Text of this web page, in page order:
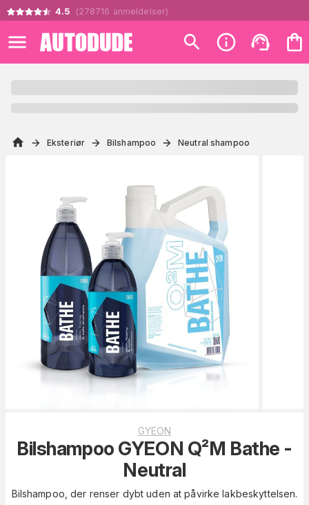
4.5 (278716 anmeldelser)
Eksteriør Bilshampoo Neutral shampoo
GYEON
Bilshampoo GYEON Q²M Bathe -
Neutral
Bilshampoo, der renser dybt uden at påvirke lakbeskyttelsen.